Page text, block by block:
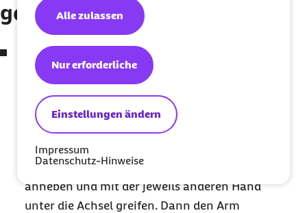
Einstellungen ändern
Nur erforderliche
Alle zulassen
Impressum
Datenschutz-Hinweise
geht‘s
Mit der flachen Hand über die Brust streichen.
Beginnen Sie oben, außen und arbeiten Sie
Hand für die rechte Brust und die rechte Hand
für die linke Brust benutzen. Danach geht es
weiter zu den Achselhöhlen, wo die
Lymphknoten sitzen. Immer einen Arm
anheben und mit der jeweils anderen Hand
unter die Achsel greifen. Dann den Arm